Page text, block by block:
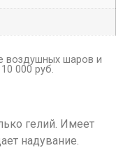
воздушных шаров и
000 руб.
гелий. Имеет
надувание.